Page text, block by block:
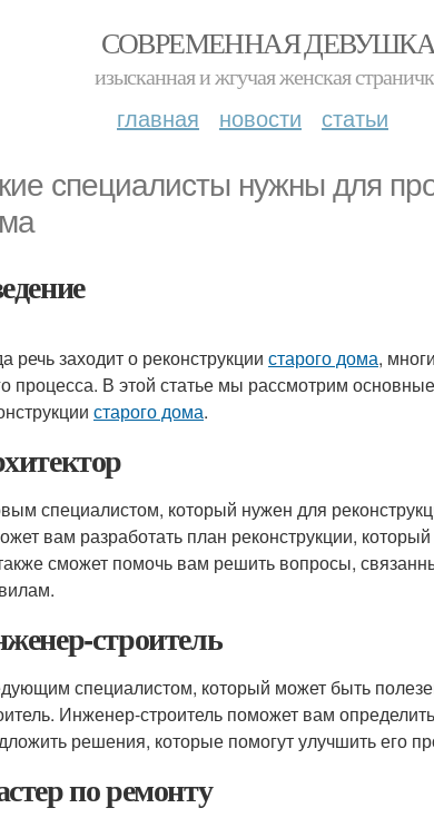
СОВРЕМЕННАЯ
изысканная и жгучая женская
главная новости статьи
специалисты нужны для
речь заходит о реконструкции старого дома,
процесса. В этой статье мы рассмотрим
старого дома.
специалистом, который нужен для
вам разработать план реконструкции,
сможет помочь вам решить вопросы,
строитель
специалистом, который может быть
Инженер-строитель поможет вам
решения, которые помогут улучшить его
по ремонту